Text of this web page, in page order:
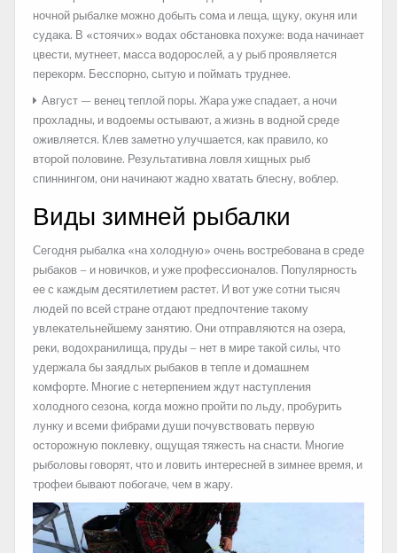
ночной рыбалке можно добыть сома и леща, щуку, окуня или
судака. В «стоячих» водах обстановка похуже: вода начинает
цвести, мутнеет, масса водорослей, а у рыб проявляется
перекорм. Бесспорно, сытую и поймать труднее.
Август — венец теплой поры. Жара уже спадает, а ночи
прохладны, и водоемы остывают, а жизнь в водной среде
оживляется. Клев заметно улучшается, как правило, ко
второй половине. Результативна ловля хищных рыб
спиннингом, они начинают жадно хватать блесну, воблер.
Виды зимней рыбалки
Сегодня рыбалка «на холодную» очень востребована в среде
рыбаков – и новичков, и уже профессионалов. Популярность
ее с каждым десятилетием растет. И вот уже сотни тысяч
людей по всей стране отдают предпочтение такому
увлекательнейшему занятию. Они отправляются на озера,
реки, водохранилища, пруды – нет в мире такой силы, что
удержала бы заядлых рыбаков в тепле и домашнем
комфорте. Многие с нетерпением ждут наступления
холодного сезона, когда можно пройти по льду, пробурить
лунку и всеми фибрами души почувствовать первую
осторожную поклевку, ощущая тяжесть на снасти. Многие
рыболовы говорят, что и ловить интересней в зимнее время, и
трофеи бывают побогаче, чем в жару.